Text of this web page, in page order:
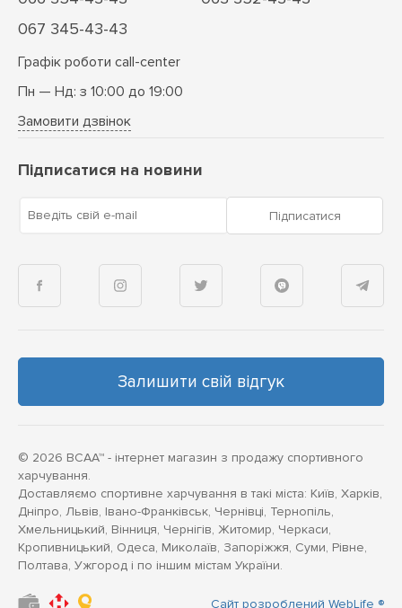
067 345-43-43
Графік роботи call-center
Пн — Нд: з 10:00 до 19:00
Замовити дзвінок
Підписатися на новини
Введіть свій e-mail Підписатися
Залишити свій відгук
© 2026 BCAA™ - інтернет магазин з продажу спортивного
харчування.
Доставляємо спортивне харчування в такі міста: Київ, Харків,
Дніпро, Львів, Івано-Франківськ, Чернівці, Тернопіль,
Хмельницький, Вінниця, Чернігів, Житомир, Черкаси,
Кропивницький, Одеса, Миколаїв, Запоріжжя, Суми, Рівне,
Полтава, Ужгород і по іншим містам України.
Сайт розроблений WebLife ®